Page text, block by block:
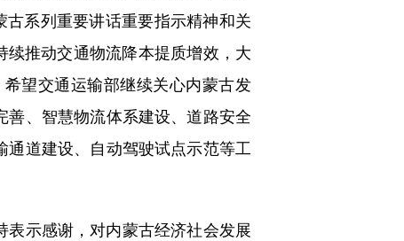
系列重要讲话重要指示精神和关
续推动交通物流降本提质增效，大
望交通运输部继续关心内蒙古发
、智慧物流体系建设、道路安全
道建设、自动驾驶试点示范等工
示感谢，对内蒙古经济社会发展